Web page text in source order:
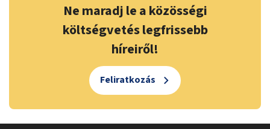
Ne maradj le a közösségi
költségvetés legfrissebb
híreiről!
Feliratkozás